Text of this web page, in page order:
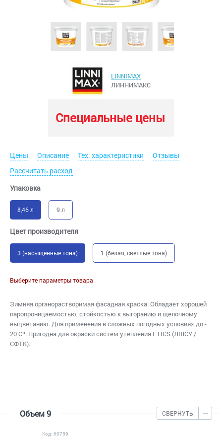
LINNIMAX
ЛИННИМАКС
Специальные цены
Цены Описание Тех. характеристики
Отзывы
Рассчитать расход
Упаковка
8,46 л 9 л
Цвет производителя
3 (насыщенные тона) 1 (белая, светлые тона)
Выберите параметры товара
Зимняя органорастворимая фасадная краска. Обладает хорошей
паропроницаемостью, стойкостью к выгоранию и щелочному
выцветанию. Для применения в сложных погодных условиях до -
20 Сº. Пригодна для окраски систем утепления ETICS (ЛШСУ /
СФТК).
Объем 9 СВЕРНУТЬ
Код: 60759